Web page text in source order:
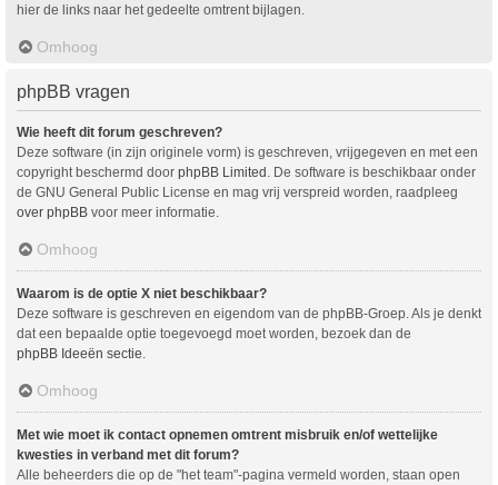
hier de links naar het gedeelte omtrent bijlagen.
Omhoog
phpBB vragen
Wie heeft dit forum geschreven?
Deze software (in zijn originele vorm) is geschreven, vrijgegeven en met een
copyright beschermd door phpBB Limited . De software is beschikbaar onder
de GNU General Public License en mag vrij verspreid worden, raadpleeg
over phpBB voor meer informatie.
Omhoog
Waarom is de optie X niet beschikbaar?
Deze software is geschreven en eigendom van de phpBB-Groep. Als je denkt
dat een bepaalde optie toegevoegd moet worden, bezoek dan de
phpBB Ideeën sectie.
Omhoog
Met wie moet ik contact opnemen omtrent misbruik en/of wettelijke
kwesties in verband met dit forum?
Alle beheerders die op de "het team"-pagina vermeld worden, staan open